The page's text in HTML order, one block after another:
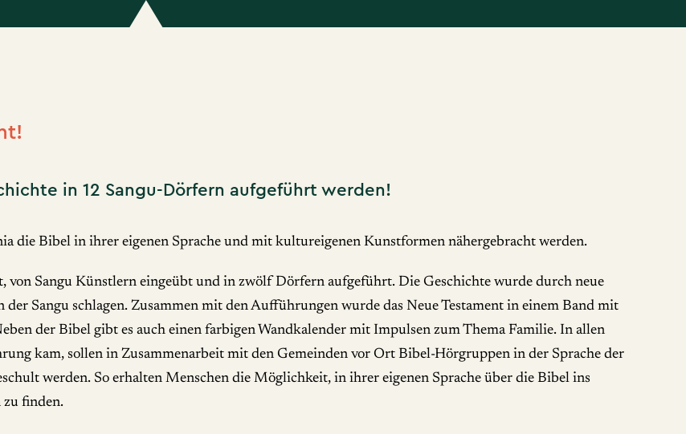
in 12 Sangu-Dörfern aufgeführt werden!
die Bibel in ihrer eigenen Sprache und mit kultureigenen Kunstformen nähergebracht werden.
von Sangu Künstlern eingeübt und in zwölf Dörfern aufgeführt. Die Geschichte wurde durch neue
Sangu schlagen. Zusammen mit den Aufführungen wurde das Neue Testament in einem Band mit
der Bibel gibt es auch einen farbigen Wandkalender mit Impulsen zum Thema Familie. In allen
kam, sollen in Zusammenarbeit mit den Gemeinden vor Ort Bibel-Hörgruppen in der Sprache der
werden. So erhalten Menschen die Möglichkeit, in ihrer eigenen Sprache über die Bibel ins
zu finden.